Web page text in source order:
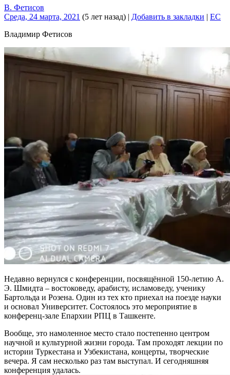
В. Фетисов
Среда, 24 марта, 2021 (5 лет назад) | Добавить в закладки | EC
Владимир Фетисов
Недавно вернулся с конференции, посвящённой 150-летию А.
Э. Шмидта – востоковеду, арабисту, исламоведу, ученику
Бартольда и Розена. Один из тех кто приехал на поезде науки
и основал Университет. Состоялось это мероприятие в
конференц-зале Епархии РПЦ в Ташкенте.
Вообще, это намоленное место стало постепенно центром
научной и культурной жизни города. Там проходят лекции по
истории Туркестана и Узбекистана, концерты, творческие
вечера. Я сам несколько раз там выступал. И сегодняшняя
конференция удалась.